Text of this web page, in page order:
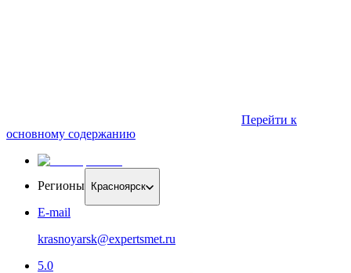
Перейти к
основному содержанию
Регионы Красноярск
E-mail
krasnoyarsk@expertsmet.ru
5.0